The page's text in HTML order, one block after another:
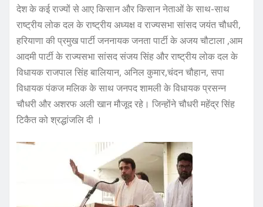
देश के कई राज्यों से आए किसान और किसान नेताओं के साथ-साथ
राष्ट्रीय लोक दल के राष्ट्रीय अध्यक्ष व राज्यसभा सांसद जयंत चौधरी,
हरियाणा की प्रमुख पार्टी जननायक जनता पार्टी के अजय चौटाला ,आम
आदमी पार्टी के राज्यसभा सांसद संजय सिंह और राष्ट्रीय लोक दल के
विधायक राजपाल सिंह बालियान, अनिल कुमार,चंदन चौहान, सपा
विधायक पंकज मलिक के साथ जनपद शामली के विधायक प्रसन्न
चौधरी और अशरफ अली खान मौजूद रहे। जिन्होंने चौधरी महेंद्र सिंह
टिकैत को श्रद्धांजलि दी ।